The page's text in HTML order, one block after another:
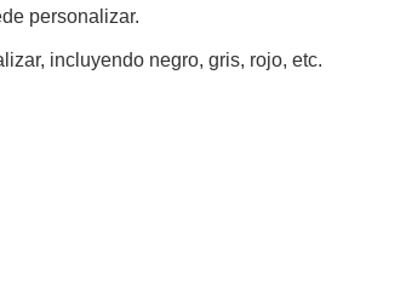
personalizar.
incluyendo negro, gris, rojo, etc.